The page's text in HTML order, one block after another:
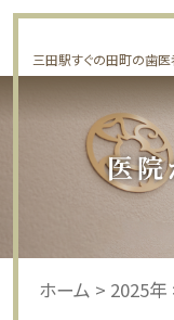
三田駅すぐの田町の歯医
医院
ホーム > 2025年